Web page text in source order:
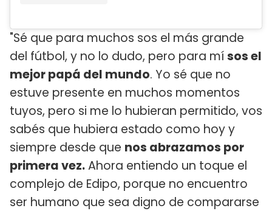
"Sé que para muchos sos el más grande
del fútbol, y no lo dudo, pero para mísos el
mejor papá del mundo. Yo sé que no
estuve presente en muchos momentos
tuyos, pero si me lo hubieran permitido, vos
sabés que hubiera estado como hoy y
siempre desde que nos abrazamos por
primera vez.Ahora entiendo un toque el
complejo de Edipo, porque no encuentro
ser humano que sea digno de compararse